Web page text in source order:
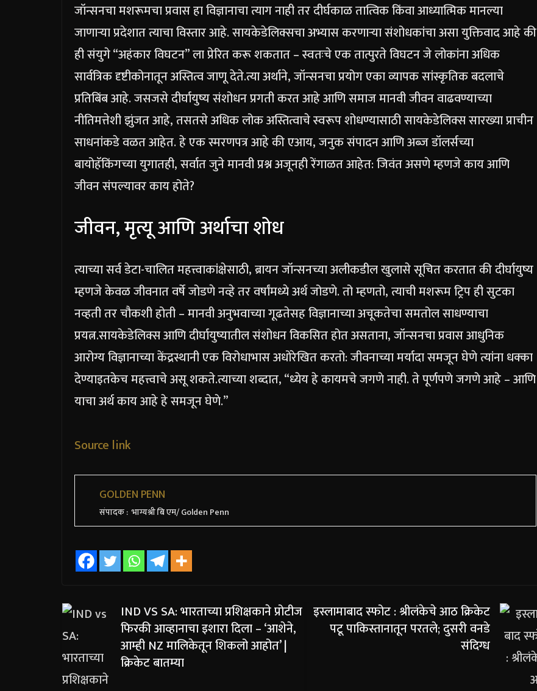
जॉन्सनचा मशरूमचा प्रवास हा विज्ञानाचा त्याग नाही तर दीर्घकाळ तात्विक किंवा आध्यात्मिक मानल्या
जाणाऱ्या प्रदेशात त्याचा विस्तार आहे.सायकेडेलिक्सचा अभ्यास करणाऱ्या संशोधकांचा असा युक्तिवाद आहे की
ही संयुगे “अहंकार विघटन” ला प्रेरित करू शकतात – स्वतःचे एक तात्पुरते विघटन जे लोकांना अधिक
सार्वत्रिक दृष्टीकोनातून अस्तित्व जाणू देते.त्या अर्थाने, जॉन्सनचा प्रयोग एका व्यापक सांस्कृतिक बदलाचे
प्रतिबिंब आहे. जसजसे दीर्घायुष्य संशोधन प्रगती करत आहे आणि समाज मानवी जीवन वाढवण्याच्या
नीतिमत्तेशी झुंजत आहे, तसतसे अधिक लोक अस्तित्वाचे स्वरूप शोधण्यासाठी सायकेडेलिक्स सारख्या प्राचीन
साधनांकडे वळत आहेत. हे एक स्मरणपत्र आहे की एआय, जनुक संपादन आणि अब्ज डॉलर्सच्या
बायोहॅकिंगच्या युगातही, सर्वात जुने मानवी प्रश्न अजूनही रेंगाळत आहेत: जिवंत असणे म्हणजे काय आणि
जीवन संपल्यावर काय होते?
जीवन, मृत्यू आणि अर्थाचा शोध
त्याच्या सर्व डेटा-चालित महत्त्वाकांक्षेसाठी, ब्रायन जॉन्सनच्या अलीकडील खुलासे सूचित करतात की दीर्घायुष्य
म्हणजे केवळ जीवनात वर्षे जोडणे नव्हे तर वर्षांमध्ये अर्थ जोडणे.तो म्हणतो, त्याची मशरूम ट्रिप ही सुटका
नव्हती तर चौकशी होती – मानवी अनुभवाच्या गूढतेसह विज्ञानाच्या अचूकतेचा समतोल साधण्याचा
प्रयत्न.सायकेडेलिक्स आणि दीर्घायुष्यातील संशोधन विकसित होत असताना, जॉन्सनचा प्रवास आधुनिक
आरोग्य विज्ञानाच्या केंद्रस्थानी एक विरोधाभास अधोरेखित करतो: जीवनाच्या मर्यादा समजून घेणे त्यांना धक्का
देण्याइतकेच महत्त्वाचे असू शकते.त्याच्या शब्दात, “ध्येय हे कायमचे जगणे नाही. ते पूर्णपणे जगणे आहे – आणि
याचा अर्थ काय आहे हे समजून घेणे.”
Source link
GOLDEN PENN
संपादक : भाग्यश्री बि एम/ Golden Penn
IND VS SA: भारताच्या प्रशिक्षकाने प्रोटीज
फिरकी आव्हानाचा इशारा दिला – ‘आशेने,
आम्ही NZ मालिकेतून शिकलो आहोत’ |
क्रिकेट बातम्या
इस्लामाबाद स्फोट : श्रीलंकेचे आठ क्रिकेट
पटू पाकिस्तानातून परतले; दुसरी वनडे
संदिग्ध